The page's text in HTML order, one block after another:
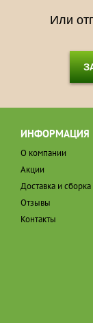
Или
ИНФОРМАЦИЯ
О компании
Акции
Доставка и сборка
Отзывы
Контакты